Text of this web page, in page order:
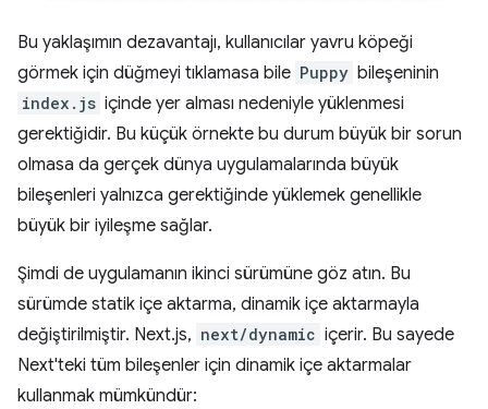
Bu yaklaşımın dezavantajı, kullanıcılar yavru köpeği
görmek için düğmeyi tıklamasa bile Puppy bileşeninin
index.js içinde yer alması nedeniyle yüklenmesi
gerektiğidir. Bu küçük örnekte bu durum büyük bir sorun
olmasa da gerçek dünya uygulamalarında büyük
bileşenleri yalnızca gerektiğinde yüklemek genellikle
büyük bir iyileşme sağlar.
Şimdi de uygulamanın ikinci sürümüne göz atın. Bu
sürümde statik içe aktarma, dinamik içe aktarmayla
değiştirilmiştir. Next.js, next/dynamic içerir. Bu sayede
Next'teki tüm bileşenler için dinamik içe aktarmalar
kullanmak mümkündür: